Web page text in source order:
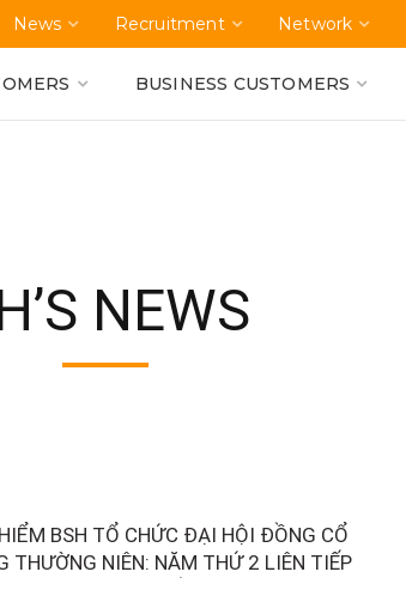
News Recruitment Network
BUSINESS CUSTOMERS
NEWS
"BSH’S NEWS"
BSH TỔ CHỨC ĐẠI HỘI ĐỒNG CỔ
THƯỜNG NIÊN: NĂM THỨ 2 LIÊN TIẾP